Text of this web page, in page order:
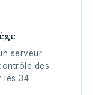
serveur
des
les 34